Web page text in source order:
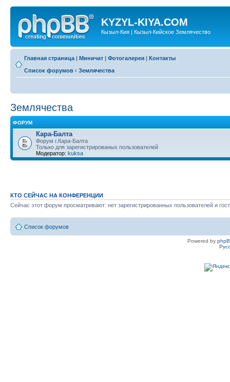
KYZYL-KIYA.COM
Кызыл-Кия | Кызыл-Кийское Землячество
Главная страница | Миничат | Фотогалерея | Контакты
Список форумов ‹ Землячества
Землячества
ФОРУМ
Кара-Балта
Форум г.Кара-Балта
Только для зарегистрированых пользователей
Модератор: kuksa
КТО СЕЙЧАС НА КОНФЕРЕНЦИИ
Сейчас этот форум просматривают: нет зарегистрированных пользователей и
Список форумов
Powered by